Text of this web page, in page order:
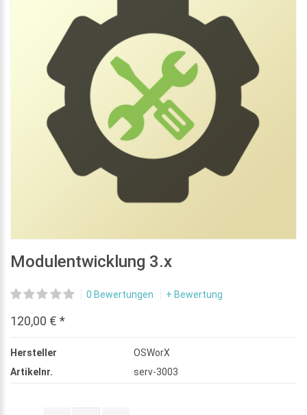
Modulentwicklung 3.x
0 Bewertungen + Bewertung
120,00 € *
Hersteller
OSWorX
Artikelnr.
serv-3003